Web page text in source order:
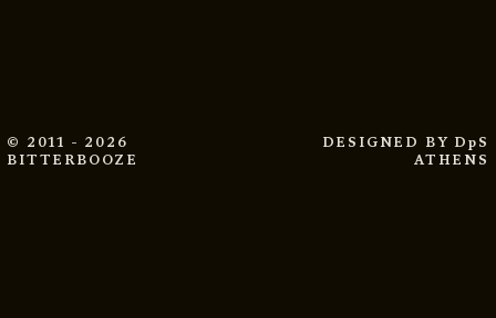
© 2011 - 2026
BITTERBOOZE
DESIGNED BY DpS
ATHENS